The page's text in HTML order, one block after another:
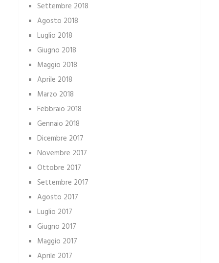
Settembre 2018
Agosto 2018
Luglio 2018
Giugno 2018
Maggio 2018
Aprile 2018
Marzo 2018
Febbraio 2018
Gennaio 2018
Dicembre 2017
Novembre 2017
Ottobre 2017
Settembre 2017
Agosto 2017
Luglio 2017
Giugno 2017
Maggio 2017
Aprile 2017